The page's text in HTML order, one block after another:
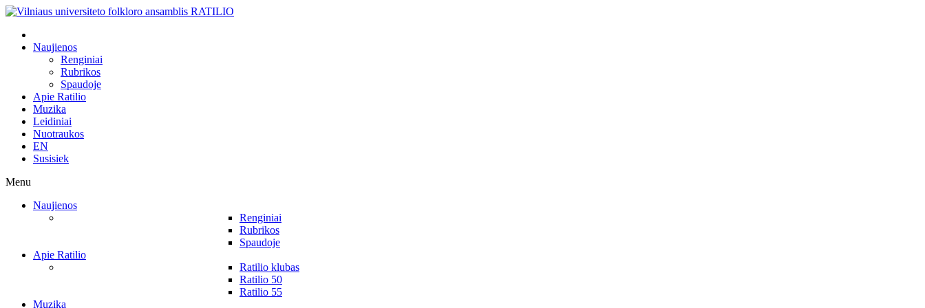
Naujienos
Renginiai
Rubrikos
Spaudoje
Apie Ratilio
Muzika
Leidiniai
Nuotraukos
EN
Susisiek
Menu
Naujienos
Renginiai
Rubrikos
Spaudoje
Apie Ratilio
Ratilio klubas
Ratilio 50
Ratilio 55
Muzika